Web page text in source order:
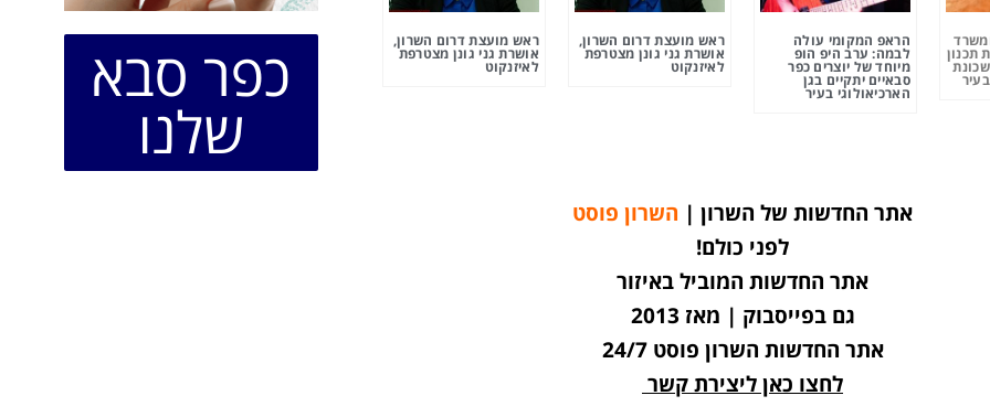
תכנון
הראפ המקומי עולה
לבמה: ערב היפ הופ
מיוחד של יוצרים כפר
סבאיים יתקיים בגן
הארכיאולוגי בעיר
ראש מועצת דרום השרון,
אושרת גני גונן מצטרפת
לאיזנקוט
ראש מועצת דרום השרון,
אושרת גני גונן מצטרפת
לאיזנקוט כפר סבא
שלנו
אתר החדשות של השרון | השרון פוסט
לפני כולם!
אתר החדשות המוביל באיזור
גם בפייסבוק | מאז 2013
אתר החדשות השרון פוסט 24/7
לחצו כאן ליצירת קשר